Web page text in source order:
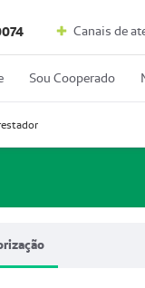
Canais de
Sou Cooperado